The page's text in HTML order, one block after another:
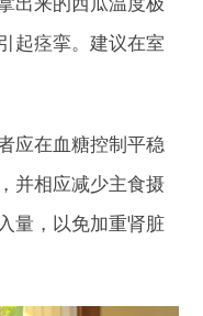
出来的西瓜温度极
起痉挛。建议在室
应在血糖控制平稳
并相应减少主食摄
量，以免加重肾脏